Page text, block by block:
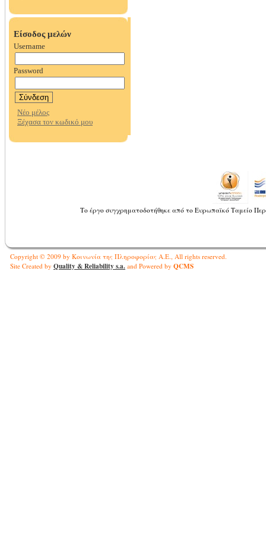
Το έργο συγχρηματοδοτήθηκε από το Ευρωπαϊκό Ταμείο
Copyright © 2009 by Κοινωνία της Πληροφορίας Α.Ε., All rights reserved.
Site Created by Quality & Reliability s.a. and Powered by QCMS